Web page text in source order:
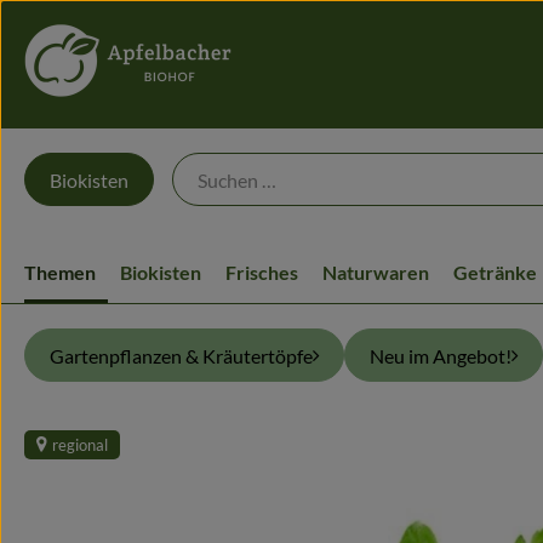
Biokisten
Themen Biokisten Frisches Naturwaren Getränke
Gartenpflanzen & Kräutertöpfe Neu im Angebot!
regional